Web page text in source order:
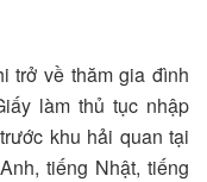
trở về thăm gia đình
làm thủ tục nhập
khu hải quan tại
tiếng Nhật, tiếng